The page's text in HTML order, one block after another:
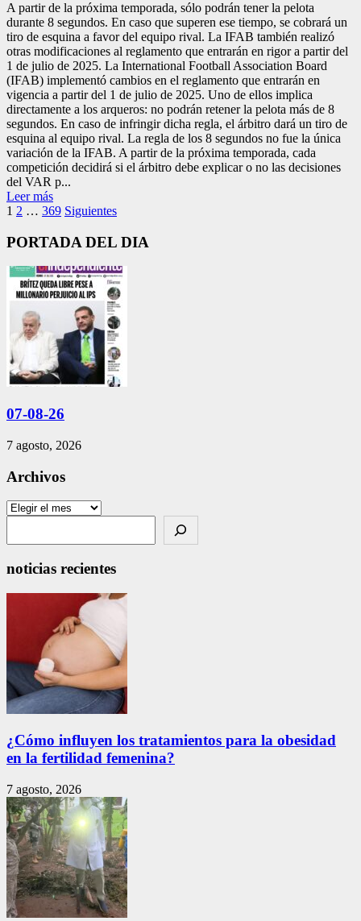
A partir de la próxima temporada, sólo podrán tener la pelota
durante 8 segundos. En caso que superen ese tiempo, se cobrará un
tiro de esquina a favor del equipo rival. La IFAB también realizó
otras modificaciones al reglamento que entrarán en rigor a partir del
1 de julio de 2025. La International Football Association Board
(IFAB) implementó cambios en el reglamento que entrarán en
vigencia a partir del 1 de julio de 2025. Uno de ellos implica
directamente a los arqueros: no podrán retener la pelota más de 8
segundos. En caso de infringir dicha regla, el árbitro dará un tiro de
esquina al equipo rival. La regla de los 8 segundos no fue la única
variación de la IFAB. A partir de la próxima temporada, cada
competición decidirá si el árbitro debe explicar o no las decisiones
del VAR p...
Leer más
Paginación
de
1 2 … 369 Siguientes
PORTADA DEL DIA
07-08-26
7 agosto, 2026
Archivos
Archivos
noticias recientes
¿Cómo influyen los tratamientos para la obesidad
en la fertilidad femenina?
7 agosto, 2026